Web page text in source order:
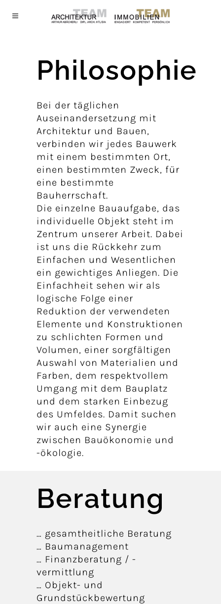
Philosophie
Bei der täglichen
Auseinandersetzung mit
Architektur und Bauen,
verbinden wir jedes Bauwerk
mit einem bestimmten Ort,
einen bestimmten Zweck, für
eine bestimmte
Bauherrschaft.
Die einzelne Bauaufgabe, das
individuelle Objekt steht im
Zentrum unserer Arbeit. Dabei
ist uns die Rückkehr zum
Einfachen und Wesentlichen
ein gewichtiges Anliegen. Die
Einfachheit sehen wir als
logische Folge einer
Reduktion der verwendeten
Elemente und Konstruktionen
zu schlichten Formen und
Volumen, einer sorgfältigen
Auswahl von Materialien und
Farben, dem respektvollem
Umgang mit dem Bauplatz
und dem starken Einbezug
des Umfeldes. Damit suchen
wir auch eine Synergie
zwischen Bauökonomie und
-ökologie.
Beratung
… gesamtheitliche Beratung
… Baumanagement
… Finanzberatung / -
vermittlung
… Objekt- und
Grundstückbewertung